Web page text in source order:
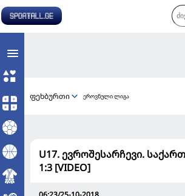
ფეხბურთი ეროვნული ლიგა
U17. ევროშესარჩევი.
1:3 [VIDEO]